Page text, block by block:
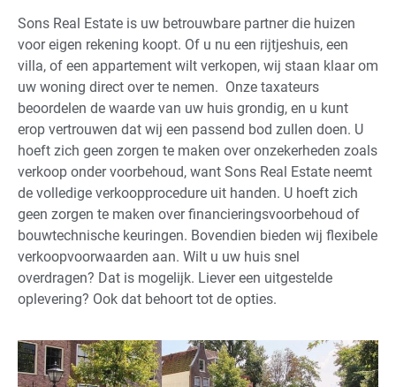
Sons Real Estate is uw betrouwbare partner die huizen
voor eigen rekening koopt. Of u nu een rijtjeshuis, een
villa, of een appartement wilt verkopen, wij staan klaar om
uw woning direct over te nemen. Onze taxateurs
beoordelen de waarde van uw huis grondig, en u kunt
erop vertrouwen dat wij een passend bod zullen doen. U
hoeft zich geen zorgen te maken over onzekerheden zoals
verkoop onder voorbehoud, want Sons Real Estate neemt
de volledige verkoopprocedure uit handen. U hoeft zich
geen zorgen te maken over financieringsvoorbehoud of
bouwtechnische keuringen. Bovendien bieden wij flexibele
verkoopvoorwaarden aan. Wilt u uw huis snel
overdragen? Dat is mogelijk. Liever een uitgestelde
oplevering? Ook dat behoort tot de opties.